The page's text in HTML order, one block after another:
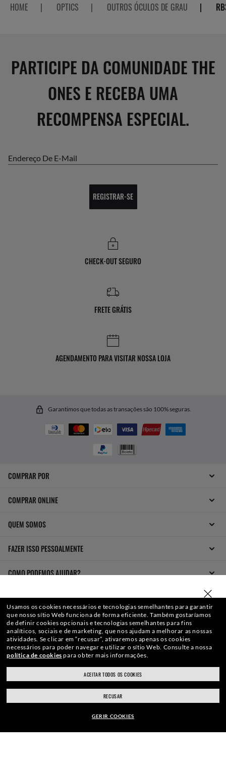
SELECIONE OU DIGITE SUA LOJA
ray-ban.com/brazil ray-ban.com/usa
Escolha uma loja diferente
HOME | OPTICS | OUTROS ÓCULOS DE GRAU |
PARTICIPE DA COMUNIDADE THE
ONES E RECEBA UMA
RECOMPENSA ESPECIAL.
Endereço De E-Mail
REGISTRAR-SE
CHECK-OUT SEGURO
FRETE GRÁTIS
AGENDAMENTO PARA VISITAR NOSSA LOJA
Garantimos que todas as transações são 100% seguras.
COMPRAR POR
COMPRAR ONLINE
QUEM SOMOS
FAZER ISSO PESSOALMENTE
COMO PODEMOS AJUDAR?
INDIQUE UM AMIGO
GARANTA R$ 50 OFF
WebID #665 971 750
Usamos os cookies necessários e tecnologias semelhantes para garantir
que nosso sítio Web funciona de forma eficiente. Também gostaríamos
de definir cookies opcionais e tecnologias semelhantes para fins
analíticos, sociais e de marketing, que nos ajudam a melhorar as nossas
atividades. Se clicar em “recusar”, ativaremos apenas os cookies
necessários para poder navegar e utilizar o sítio Web. Consulte a nossa
política de cookies para obter mais informações.
ACEITAR TODOS OS COOKIES
RECUSAR
GERIR COOKIES